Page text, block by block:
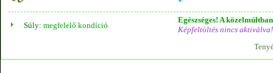
Súly: megfelelő kondíció
Egészséges! A
Képfeltöltés nincs aktiválva!